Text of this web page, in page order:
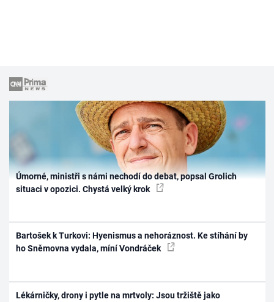
Úmorné, ministři s námi nechodí do debat, popsal Grolich
situaci v opozici. Chystá velký krok
Bartošek k Turkovi: Hyenismus a nehoráznost. Ke stíhání by
ho Sněmovna vydala, míní Vondráček
Lékárničky, drony i pytle na mrtvoly: Jsou tržiště jako